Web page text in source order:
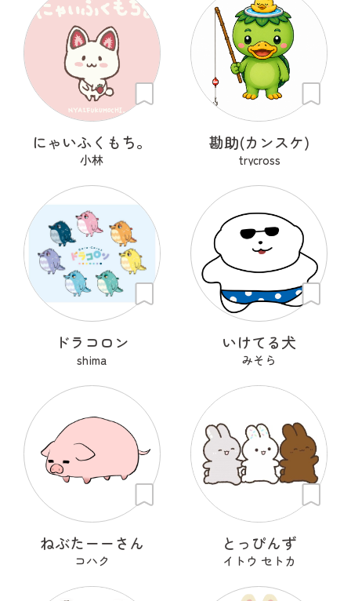
にゃいふくもち。
小林
勘助(カンスケ)
trycross
ドラコロン
shima
いけてる犬
みそら
ねぶたーーさん
コハク
とっぴんず
イトウ セトカ